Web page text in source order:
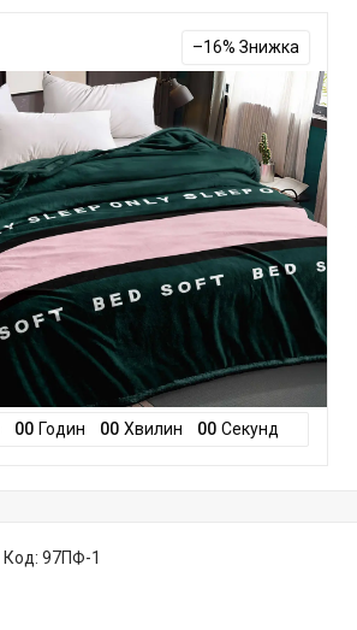
–16%
00 Годин 00 Хвилин 00 Секунд
Код: 97ПФ-1